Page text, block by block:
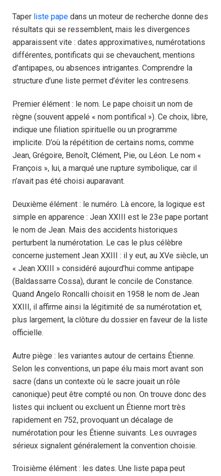
Taper liste pape dans un moteur de recherche donne des
résultats qui se ressemblent, mais les divergences
apparaissent vite : dates approximatives, numérotations
différentes, pontificats qui se chevauchent, mentions
d’antipapes, ou absences intrigantes. Comprendre la
structure d’une liste permet d’éviter les contresens.
Premier élément : le nom. Le pape choisit un nom de
règne (souvent appelé « nom pontifical »). Ce choix, libre,
indique une filiation spirituelle ou un programme
implicite. D’où la répétition de certains noms, comme
Jean, Grégoire, Benoît, Clément, Pie, ou Léon. Le nom «
François », lui, a marqué une rupture symbolique, car il
n’avait pas été choisi auparavant.
Deuxième élément : le numéro. Là encore, la logique est
simple en apparence : Jean XXIII est le 23e pape portant
le nom de Jean. Mais des accidents historiques
perturbent la numérotation. Le cas le plus célèbre
concerne justement Jean XXIII : il y eut, au XVe siècle, un
« Jean XXIII » considéré aujourd’hui comme antipape
(Baldassarre Cossa), durant le concile de Constance.
Quand Angelo Roncalli choisit en 1958 le nom de Jean
XXIII, il affirme ainsi la légitimité de sa numérotation et,
plus largement, la clôture du dossier en faveur de la liste
officielle.
Autre piège : les variantes autour de certains Étienne.
Selon les conventions, un pape élu mais mort avant son
sacre (dans un contexte où le sacre jouait un rôle
canonique) peut être compté ou non. On trouve donc des
listes qui incluent ou excluent un Étienne mort très
rapidement en 752, provoquant un décalage de
numérotation pour les Étienne suivants. Les ouvrages
sérieux signalent généralement la convention choisie.
Troisième élément : les dates. Une liste papa peut